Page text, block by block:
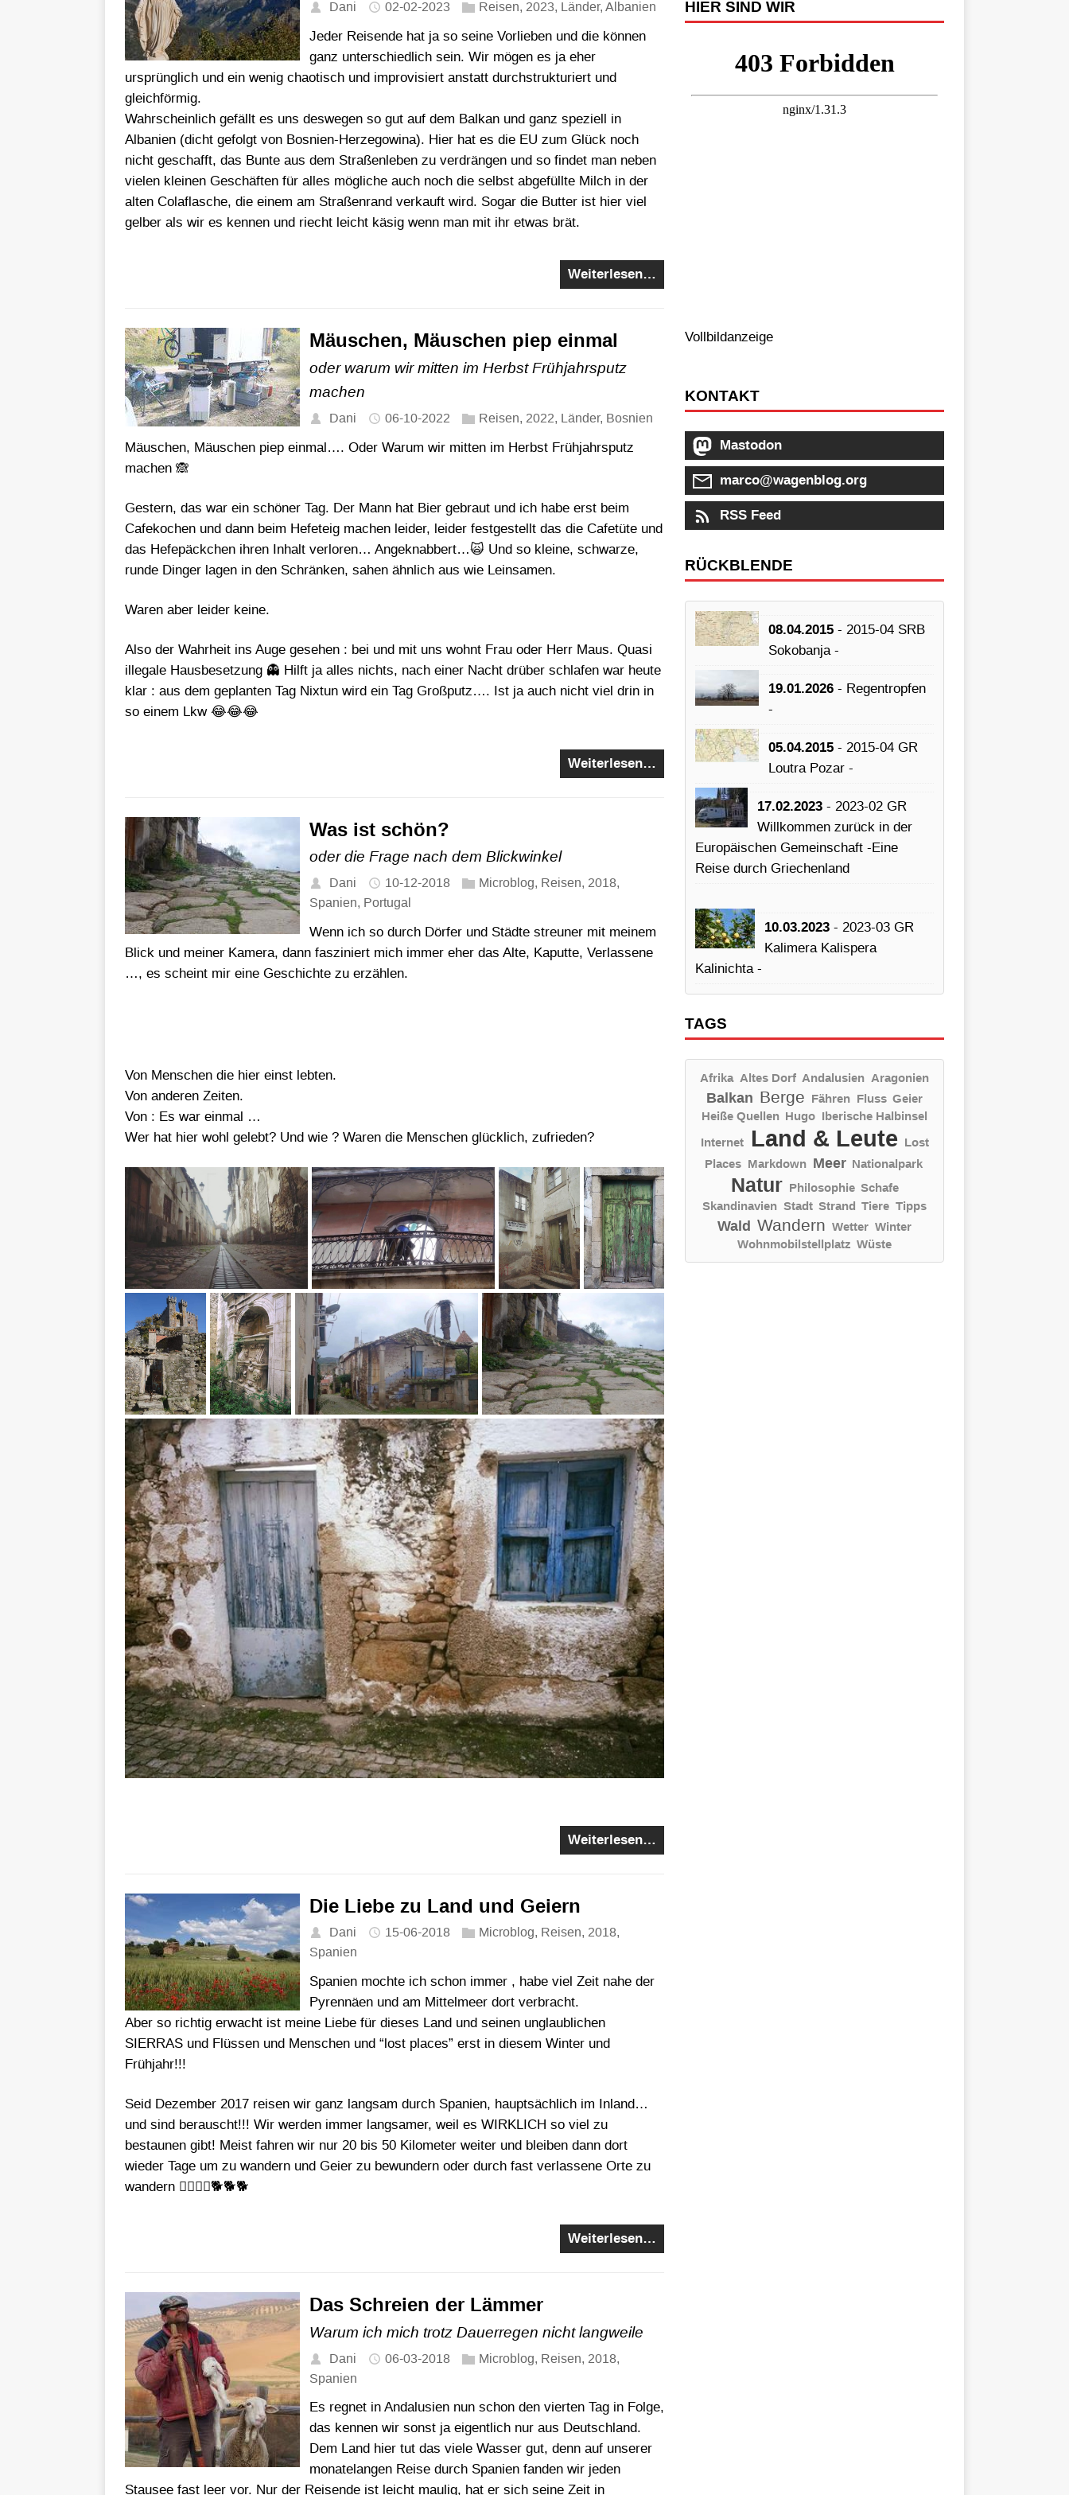
Dani 02-02-2023 Reisen, 2023, Länder, Albanien
Jeder Reisende hat ja so seine Vorlieben und die können
ganz unterschiedlich sein. Wir mögen es ja eher
ursprünglich und ein wenig chaotisch und improvisiert anstatt durchstrukturiert und
gleichförmig.
Wahrscheinlich gefällt es uns deswegen so gut auf dem Balkan und ganz speziell in
Albanien (dicht gefolgt von Bosnien-Herzegowina). Hier hat es die EU zum Glück noch
nicht geschafft, das Bunte aus dem Straßenleben zu verdrängen und so findet man neben
vielen kleinen Geschäften für alles mögliche auch noch die selbst abgefüllte Milch in der
alten Colaflasche, die einem am Straßenrand verkauft wird. Sogar die Butter ist hier viel
gelber als wir es kennen und riecht leicht käsig wenn man mit ihr etwas brät.
Weiterlesen…
Mäuschen, Mäuschen piep einmal
oder warum wir mitten im Herbst Frühjahrsputz
machen
Dani 06-10-2022 Reisen, 2022, Länder, Bosnien
Mäuschen, Mäuschen piep einmal…. Oder Warum wir mitten im Herbst Frühjahrsputz
machen 🙈
Gestern, das war ein schöner Tag. Der Mann hat Bier gebraut und ich habe erst beim
Cafekochen und dann beim Hefeteig machen leider, leider festgestellt das die Cafetüte und
das Hefepäckchen ihren Inhalt verloren… Angeknabbert…🙀 Und so kleine, schwarze,
runde Dinger lagen in den Schränken, sahen ähnlich aus wie Leinsamen.
Waren aber leider keine.
Also der Wahrheit ins Auge gesehen : bei und mit uns wohnt Frau oder Herr Maus. Quasi
illegale Hausbesetzung 👻 Hilft ja alles nichts, nach einer Nacht drüber schlafen war heute
klar : aus dem geplanten Tag Nixtun wird ein Tag Großputz…. Ist ja auch nicht viel drin in
so einem Lkw 😂😂😂
Weiterlesen…
Was ist schön?
oder die Frage nach dem Blickwinkel
Dani 10-12-2018 Microblog, Reisen, 2018,
Spanien, Portugal
Wenn ich so durch Dörfer und Städte streuner mit meinem
Blick und meiner Kamera, dann fasziniert mich immer eher das Alte, Kaputte, Verlassene
…, es scheint mir eine Geschichte zu erzählen.
Von Menschen die hier einst lebten.
Von anderen Zeiten.
Von : Es war einmal …
Wer hat hier wohl gelebt? Und wie ? Waren die Menschen glücklich, zufrieden?
Weiterlesen…
Die Liebe zu Land und Geiern
Dani 15-06-2018 Microblog, Reisen, 2018,
Spanien
Spanien mochte ich schon immer , habe viel Zeit nahe der
Pyrennäen und am Mittelmeer dort verbracht.
Aber so richtig erwacht ist meine Liebe für dieses Land und seinen unglaublichen
SIERRAS und Flüssen und Menschen und “lost places” erst in diesem Winter und
Frühjahr!!!
Seid Dezember 2017 reisen wir ganz langsam durch Spanien, hauptsächlich im Inland…
und sind berauscht!!! Wir werden immer langsamer, weil es WIRKLICH so viel zu
bestaunen gibt! Meist fahren wir nur 20 bis 50 Kilometer weiter und bleiben dann dort
wieder Tage um zu wandern und Geier zu bewundern oder durch fast verlassene Orte zu
wandern 🚶‍♂️🚶‍♀️🐕🐕🐕
Weiterlesen…
Das Schreien der Lämmer
Warum ich mich trotz Dauerregen nicht langweile
Dani 06-03-2018 Microblog, Reisen, 2018,
Spanien
Es regnet in Andalusien nun schon den vierten Tag in Folge,
das kennen wir sonst ja eigentlich nur aus Deutschland.
Dem Land hier tut das viele Wasser gut, denn auf unserer
monatelangen Reise durch Spanien fanden wir jeden
Stausee fast leer vor. Nur der Reisende ist leicht maulig, hat er sich seine Zeit in
HIER SIND WIR
Vollbildanzeige
KONTAKT
Mastodon
marco@wagenblog.org
RSS Feed
RÜCKBLENDE
08.04.2015- 2015-04 SRB
Sokobanja -
19.01.2026- Regentropfen
-
05.04.2015- 2015-04 GR
Loutra Pozar -
17.02.2023- 2023-02 GR
Willkommen zurück in der
Europäischen Gemeinschaft -Eine
Reise durch Griechenland
10.03.2023- 2023-03 GR
Kalimera Kalispera
Kalinichta -
TAGS
Afrika Altes Dorf Andalusien Aragonien
Balkan Berge Fähren Fluss Geier
Heiße Quellen Hugo Iberische Halbinsel
Internet
Land & Leute Lost
Places Markdown Meer Nationalpark
Natur Philosophie Schafe
Skandinavien Stadt Strand Tiere Tipps
Wald Wandern Wetter Winter
Wohnmobilstellplatz Wüste